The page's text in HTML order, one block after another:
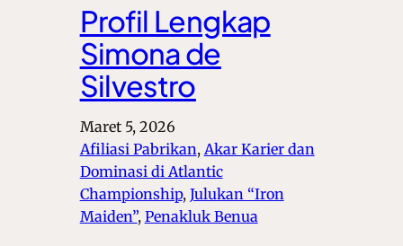
Profil Lengkap
Simona de
Silvestro
Maret 5, 2026
Afiliasi Pabrikan, Akar Karier dan
Dominasi di Atlantic
Championship, Julukan “Iron
Maiden”, Penakluk Benua